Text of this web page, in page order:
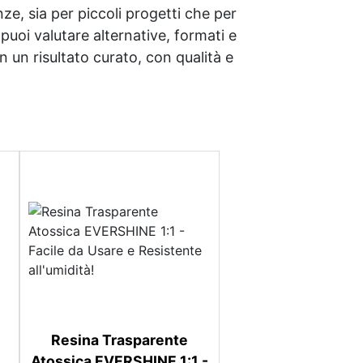
sia per piccoli progetti che per
valutare alternative, formati e
un risultato curato, con qualità e
Resina Trasparente